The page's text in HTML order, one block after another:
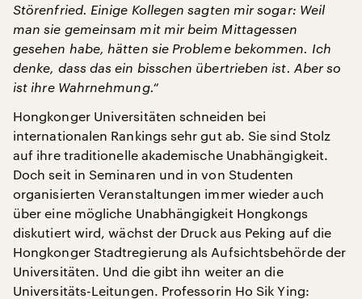
Störenfried. Einige Kollegen sagten mir sogar: Weil
man sie gemeinsam mit mir beim Mittagessen
gesehen habe, hätten sie Probleme bekommen. Ich
denke, dass das ein bisschen übertrieben ist. Aber so
ist ihre Wahrnehmung.“
Hongkonger Universitäten schneiden bei
internationalen Rankings sehr gut ab. Sie sind Stolz
auf ihre traditionelle akademische Unabhängigkeit.
Doch seit in Seminaren und in von Studenten
organisierten Veranstaltungen immer wieder auch
über eine mögliche Unabhängigkeit Hongkongs
diskutiert wird, wächst der Druck aus Peking auf die
Hongkonger Stadtregierung als Aufsichtsbehörde der
Universitäten. Und die gibt ihn weiter an die
Universitäts-Leitungen. Professorin Ho Sik Ying: